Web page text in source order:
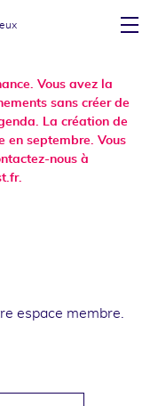
Vous avez la
sans créer de
La création de
en septembre. Vous
nous à
espace membre.